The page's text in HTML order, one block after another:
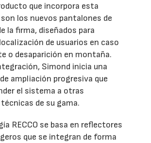
que incorpora esta
los nuevos pantalones de
la firma, diseñados para
de usuarios en caso
o desaparición en montaña.
Simond inicia una
ampliación progresiva que
el sistema a otras
de su gama.
RECCO se basa en reflectores
que se integran de forma